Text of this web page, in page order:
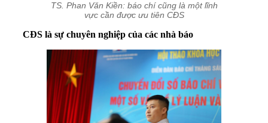
TS. Phan Văn Kiền: báo chí cũng là một lĩnh
vực cần được ưu tiên CĐS
CĐS là sự chuyên nghiệp của các nhà báo